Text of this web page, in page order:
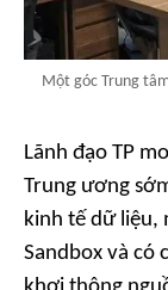
Một góc Trung
Lãnh đạo TP
Trung ương
kinh tế dữ liệu,
Sandbox và có